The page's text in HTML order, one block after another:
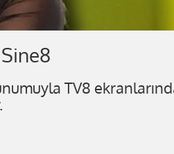
TV8